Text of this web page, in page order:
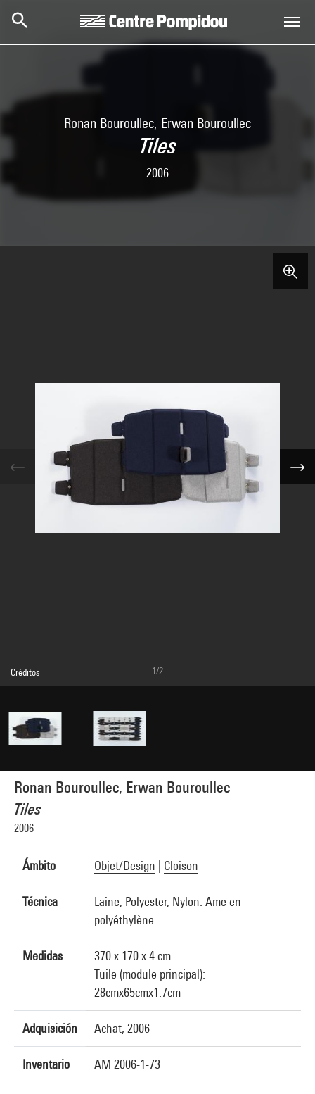
Ronan Bouroullec, Erwan Bouroullec
Tiles
2006
Ronan Bouroullec, Erwan Bouroullec
Tiles
2006
Ámbito Objet/Design Cloison
Técnica
Laine, Polyester, Nylon. Ame en
polyéthylène
Medidas
370 x 170 x 4 cm
Tuile (module principal):
28cmx65cmx1.7cm
Adquisición Achat, 2006
Inventario AM 2006-1-73
Créditos
Leyenda : Détail de trois tuiles
Créditos fotográficos : Bertrand Prévost - Centre Pompidou, MNAM-CCI
Referencia de la imagen : 4N41192
1/2